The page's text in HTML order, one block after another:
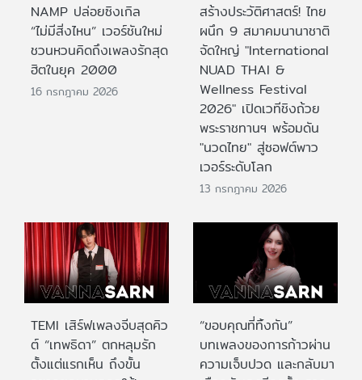
NAMP ปล่อยซิงเกิล
“ไม่มีสิ่งไหน” เวอร์ชันใหม่
ชวนหวนคิดถึงเพลงรักสุด
ฮิตในยุค 2000
16 กรกฎาคม 2026
สร้างประวัติศาสตร์! ไทย
ผนึก 9 สมาคมนานาชาติ
จัดใหญ่ "International
NUAD THAI &
Wellness Festival
2026" เปิดเวทีชิงถ้วย
พระราชทานฯ พร้อมดัน
"นวดไทย" สู่ซอฟต์พาว
เวอร์ระดับโลก
13 กรกฎาคม 2026
TEMI เสิร์ฟเพลงจีบสุดคิว
ต์ “เทพธิดา” ตกหลุมรัก
ตั้งแต่แรกเห็น ถึงขั้น
“ขอบคุณที่ทิ้งกัน”
บทเพลงของการก้าวผ่าน
ความเจ็บปวด และกลับมา